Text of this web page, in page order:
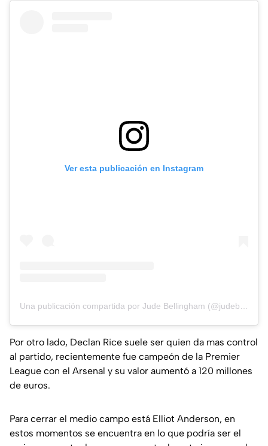
Ver esta publicación en Instagram
Por otro lado, Declan Rice suele ser quien da mas control
al partido, recientemente fue campeón de la Premier
League con el Arsenal y su valor aumentó a 120 millones
de euros.
Para cerrar el medio campo está Elliot Anderson, en
estos momentos se encuentra en lo que podría ser el